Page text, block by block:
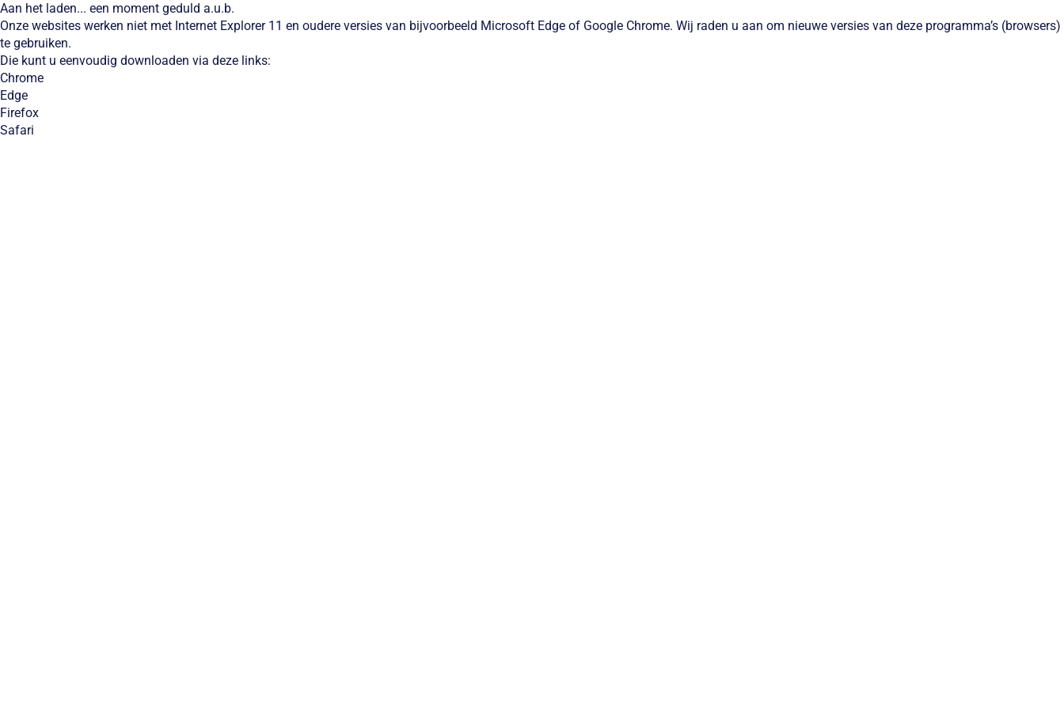
Aan het laden... een moment geduld a.u.b.
Onze websites werken niet met Internet Explorer 11 en oudere versies van bijvoorbeeld Microsoft Edge of Google Chrome. Wij raden u aan om nieuwe versies van deze programma’s (browsers)
te gebruiken.
Die kunt u eenvoudig downloaden via deze links:
Chrome
Edge
Firefox
Safari